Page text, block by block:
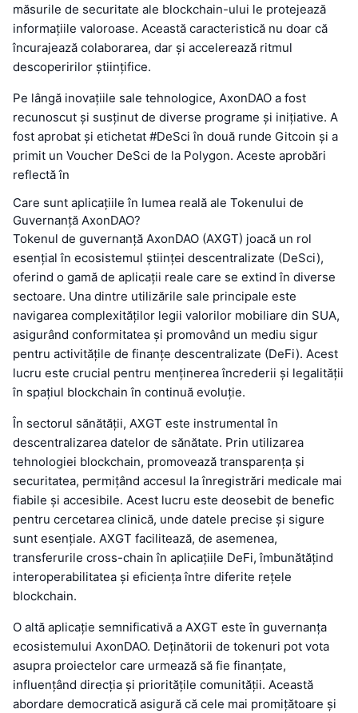
măsurile de securitate ale blockchain-ului le protejează
informațiile valoroase. Această caracteristică nu doar că
încurajează colaborarea, dar și accelerează ritmul
descoperirilor științifice.
Pe lângă inovațiile sale tehnologice, AxonDAO a fost
recunoscut și susținut de diverse programe și inițiative. A
fost aprobat și etichetat #DeSci în două runde Gitcoin și a
primit un Voucher DeSci de la Polygon. Aceste aprobări
reflectă în
Care sunt aplicațiile în lumea reală ale Tokenului de
Guvernanță AxonDAO?
Tokenul de guvernanță AxonDAO (AXGT) joacă un rol
esențial în ecosistemul științei descentralizate (DeSci),
oferind o gamă de aplicații reale care se extind în diverse
sectoare. Una dintre utilizările sale principale este
navigarea complexităților legii valorilor mobiliare din SUA,
asigurând conformitatea și promovând un mediu sigur
pentru activitățile de finanțe descentralizate (DeFi). Acest
lucru este crucial pentru menținerea încrederii și legalității
în spațiul blockchain în continuă evoluție.
În sectorul sănătății, AXGT este instrumental în
descentralizarea datelor de sănătate. Prin utilizarea
tehnologiei blockchain, promovează transparența și
securitatea, permițând accesul la înregistrări medicale mai
fiabile și accesibile. Acest lucru este deosebit de benefic
pentru cercetarea clinică, unde datele precise și sigure
sunt esențiale. AXGT facilitează, de asemenea,
transferurile cross-chain în aplicațiile DeFi, îmbunătățind
interoperabilitatea și eficiența între diferite rețele
blockchain.
O altă aplicație semnificativă a AXGT este în guvernanța
ecosistemului AxonDAO. Deținătorii de tokenuri pot vota
asupra proiectelor care urmează să fie finanțate,
influențând direcția și prioritățile comunității. Această
abordare democratică asigură că cele mai promițătoare și